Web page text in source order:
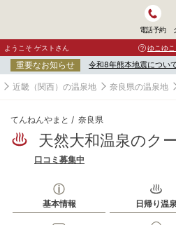
電話予約
ようこそ ゲストさん ゆこゆ
重要なお知らせ 令和8年熊本地震につい
近畿（関西）の温泉地 奈良県の温泉地
てんねんやまと 奈良県
天然大和温泉のク
口コミ募集中
基本情報 日帰り温